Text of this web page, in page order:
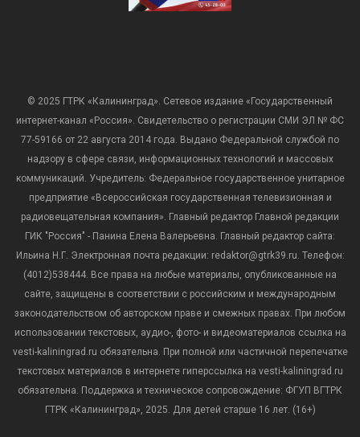
© 2025 ГТРК «Калининград». Сетевое издание «Государственный
интернет-канал «Россия». Свидетельство о регистрации СМИ ЭЛ № ФС
77-59166 от 22 августа 2014 года. Выдано Федеральной службой по
надзору в сфере связи, информационных технологий и массовых
коммуникаций. Учредитель: Федеральное государственное унитарное
предприятие «Всероссийская государственная телевизионная и
радиовещательная компания». Главный редактор Главной редакции
ГИК "Россия" - Панина Елена Валерьевна. Главный редактор сайта:
Ильина Н.Г. Электронная почта редакции: redaktor@gtrk39.ru. Телефон:
(4012)538444. Все права на любые материалы, опубликованные на
сайте, защищены в соответствии с российским и международным
законодательством об авторском праве и смежных правах. При любом
использовании текстовых, аудио-, фото- и видеоматериалов ссылка на
vesti-kaliningrad.ru обязательна. При полной или частичной перепечатке
текстовых материалов в интернете гиперссылка на vesti-kaliningrad.ru
обязательна. Поддержка и техническое сопровождение: ФГУП ВГТРК
ГТРК «Калининград», 2025. Для детей старше 16 лет. (16+)